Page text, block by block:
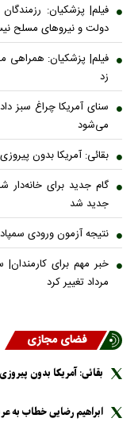
فیلم| پزشکیان:
دولت و نیروهای مسلح
فیلم| پزشکیان: همراهی
زد
سنای آمریکا چراغ سبز
می‌شود
بقائی: آمریکا بدون
گام جدید برای
جدید شد
نتیجه آزمون ورودی سمپاد سال ۱۴۰۵ اعلام شد + نحوه
مرداد تغییر کرد
فضای مجازی
بقائی: آمریکا بدون
ابراهیم رضایی خطاب به